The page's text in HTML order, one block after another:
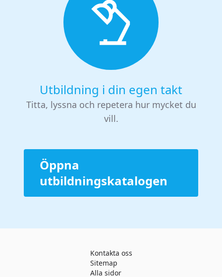
Utbildning i din egen takt
Titta, lyssna och repetera hur mycket du
vill.
Öppna
utbildningskatalogen
Kontakta oss
Sitemap
Alla sidor